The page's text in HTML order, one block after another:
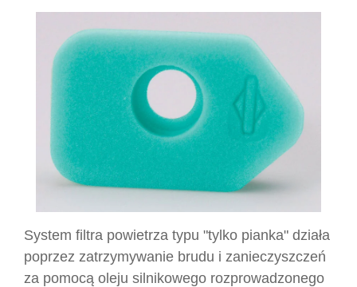
System filtra powietrza typu "tylko pianka" działa
poprzez zatrzymywanie brudu i zanieczyszczeń
za pomocą oleju silnikowego rozprowadzonego